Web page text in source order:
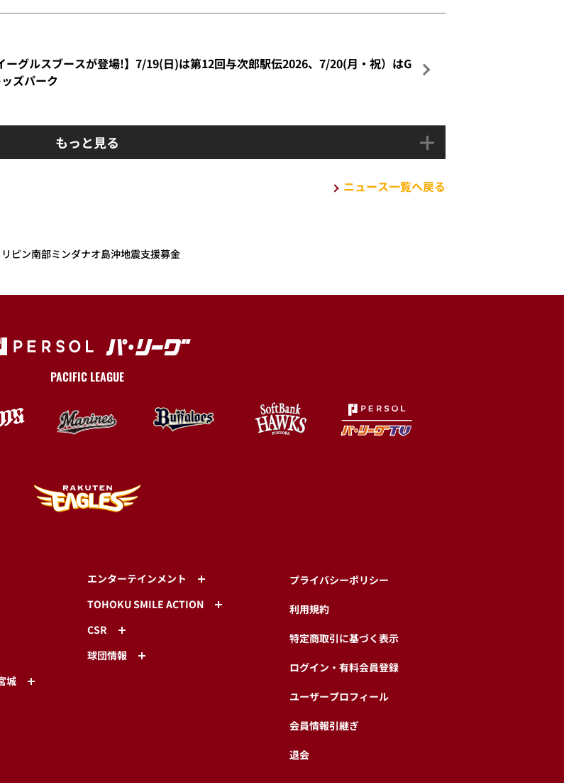
ーグルスブースが登場!】7/19(日)は第12回与次郎駅伝2026、7/20(月・祝）はG
ズパーク
もっと見る
ニュース一覧へ戻る
ピン南部ミンダナオ島沖地震支援募金
PACIFIC LEAGUE
城
エンターテインメント
TOHOKU SMILE ACTION
CSR
球団情報
プライバシーポリシー
利用規約
特定商取引に基づく表示
ログイン・有料会員登録
ユーザープロフィール
会員情報引継ぎ
退会